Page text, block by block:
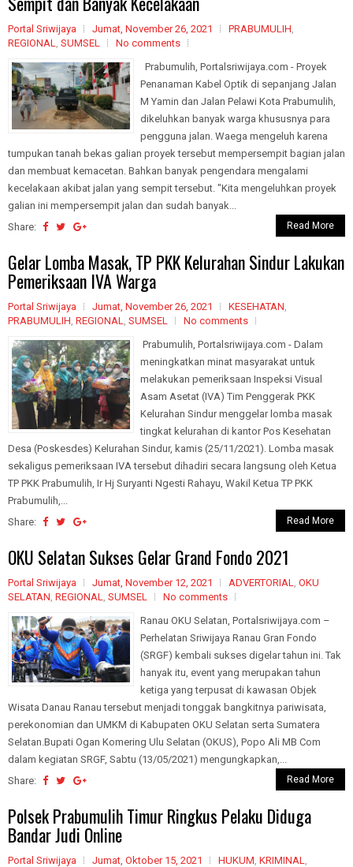
Portal Sriwijaya Jumat, November 26, 2021 PRABUMULIH,
REGIONAL, SUMSEL
No comments
Prabumulih, Portalsriwijaya.com - Proyek
Penanaman Kabel Optik di sepanjang Jalan
M Yamin dan Jalan Pelawi Kota Prabumulih,
dikeluhkan banyak warga khususnya para
pengguna jalan. Waega mengeluh karena
tumpukan tanah bekas galian proyek tersebut mempersempit bagian jalan
dan membuat kemacetan. Bahkan banyak pengendara mengalami
kecelakaan akibat jalan yang sempit tersebut. "Kita mengeluhkan proyek
galian ini mempersempit jalan dan sudah banyak...
Share:
Read More
Gelar Lomba Masak, TP PKK Kelurahan Sindur Lakukan
Pemeriksaan IVA Warga
Portal Sriwijaya Jumat, November 26, 2021 KESEHATAN,
PRABUMULIH, REGIONAL, SUMSEL
No comments
Prabumulih, Portalsriwijaya.com - Dalam
meningkatkan minat masyarakat untuk
melakukan pemeriksaan Inspeksi Visual
Asam Asetat (IVA) Tim Penggerak PKK
Kelurahan Sindur menggelar lomba masak
tingkat kelurahan di kantor Pos Kesehatan
Desa (Poskesdes) Kelurahan Sindur, kamis (25/11/2021). Lomba masak
sekaligus pemeriksaan IVA tersebut dihadiri secara langsung oleh Ketua
TP PKK Prabumulih, Ir Hj Suryanti Ngesti Rahayu, Wakil Ketua TP PKK
Prabumulih,...
Share:
Read More
OKU Selatan Sukses Gelar Grand Fondo 2021
Portal Sriwijaya Jumat, November 12, 2021 ADVERTORIAL, OKU
SELATAN, REGIONAL, SUMSEL
No comments
Ranau OKU Selatan, Portalsriwijaya.com –
Perhelatan Sriwijaya Ranau Gran Fondo
(SRGF) kembali sukses digelar tahun ini. Tak
hanyak itu, event yang merupakan tahun
ketiga yang terpusat di kawasan Objek
Wisata Danau Ranau tersebut menjadi tonggak bangkitnya pariwisata,
perekonomian dan UMKM di Kabupaten OKU Selatan serta Sumatera
Selatan.Bupati Ogan Komering Ulu Selatan (OKUS), Popo Ali MB Com
dalam kegiatan SRGF, Sabtu (13/05/2021) mengungkapkan,...
Share:
Read More
Polsek Prabumulih Timur Ringkus Pelaku Diduga
Bandar Judi Online
Portal Sriwijaya Jumat, Oktober 15, 2021 HUKUM, KRIMINAL,